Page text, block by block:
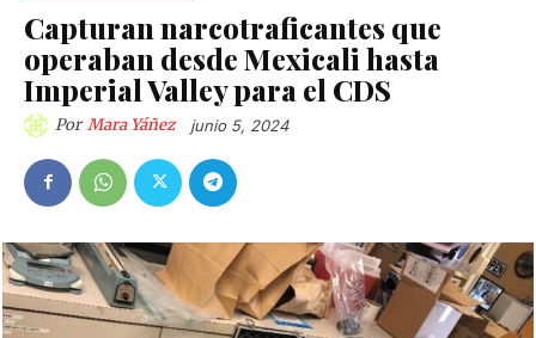
Capturan narcotraficantes que
operaban desde Mexicali hasta
Imperial Valley para el CDS
Por Mara Yáñez junio 5, 2024